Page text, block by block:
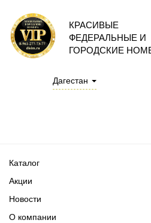
КРАСИВЫЕ
ФЕДЕРАЛЬНЫЕ И
ГОРОДСКИЕ
Дагестан
Каталог
Акции
Новости
О компании